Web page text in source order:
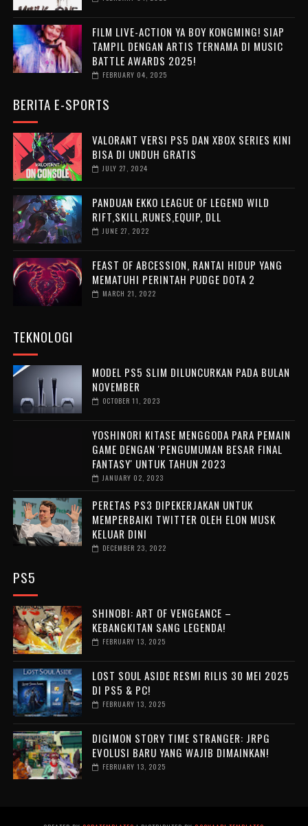
FILM LIVE-ACTION YA BOY KONGMING! SIAP
TAMPIL DENGAN ARTIS TERNAMA DI MUSIC
BATTLE AWARDS 2025!
FEBRUARY 04, 2025
BERITA E-SPORTS
VALORANT VERSI PS5 DAN XBOX SERIES KINI
BISA DI UNDUH GRATIS
JULY 27, 2024
PANDUAN EKKO LEAGUE OF LEGEND WILD
RIFT,SKILL,RUNES,EQUIP, DLL
JUNE 27, 2022
FEAST OF ABCESSION, RANTAI HIDUP YANG
MEMATUHI PERINTAH PUDGE DOTA 2
MARCH 21, 2022
TEKNOLOGI
MODEL PS5 SLIM DILUNCURKAN PADA BULAN
NOVEMBER
OCTOBER 11, 2023
YOSHINORI KITASE MENGGODA PARA PEMAIN
GAME DENGAN 'PENGUMUMAN BESAR FINAL
FANTASY' UNTUK TAHUN 2023
JANUARY 02, 2023
PERETAS PS3 DIPEKERJAKAN UNTUK
MEMPERBAIKI TWITTER OLEH ELON MUSK
KELUAR DINI
DECEMBER 23, 2022
PS5
SHINOBI: ART OF VENGEANCE –
KEBANGKITAN SANG LEGENDA!
FEBRUARY 13, 2025
LOST SOUL ASIDE RESMI RILIS 30 MEI 2025
DI PS5 & PC!
FEBRUARY 13, 2025
DIGIMON STORY TIME STRANGER: JRPG
EVOLUSI BARU YANG WAJIB DIMAINKAN!
FEBRUARY 13, 2025